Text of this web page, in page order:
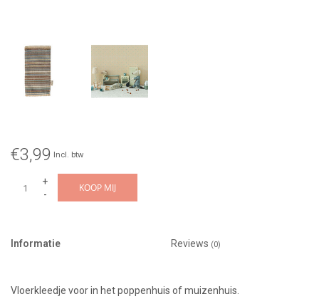
€3,99 Incl. btw
+
-
KOOP MIJ
Informatie Reviews (0)
Vloerkleedje voor in het poppenhuis of muizenhuis.